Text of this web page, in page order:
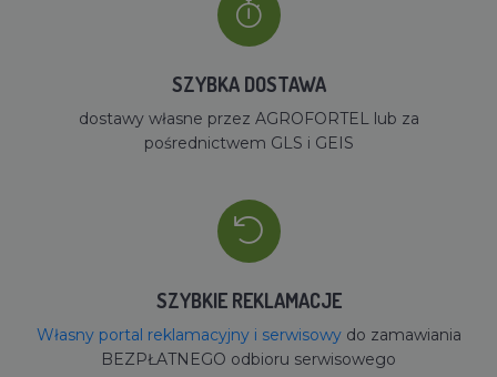
SZYBKA DOSTAWA
dostawy własne przez AGROFORTEL lub za
pośrednictwem GLS i GEIS
SZYBKIE REKLAMACJE
Własny portal reklamacyjny i serwisowydo zamawiania
BEZPŁATNEGO odbioru serwisowego